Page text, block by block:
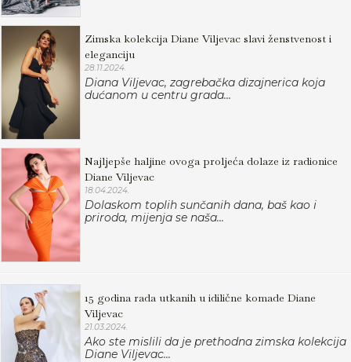
Zimska kolekcija Diane Viljevac slavi ženstvenost i
eleganciju
28.11.2024.
Diana Viljevac, zagrebačka dizajnerica koja
dućanom u centru grada...
Najljepše haljine ovoga proljeća dolaze iz radionice
Diane Viljevac
18.04.2024.
Dolaskom toplih sunčanih dana, baš kao i
priroda, mijenja se naša...
15 godina rada utkanih u idilične komade Diane
Viljevac
21.03.2024.
Ako ste mislili da je prethodna zimska kolekcija
Diane Viljevac...